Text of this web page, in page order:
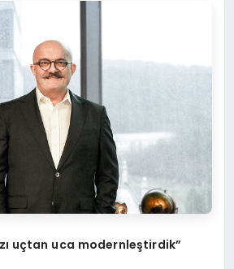
uçtan uca modernleştirdik”